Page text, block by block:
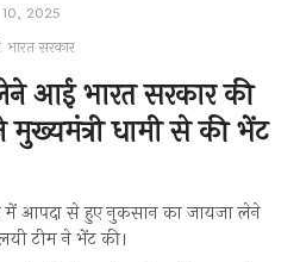
2025
भारत सरकार
आई भारत सरकार की
मुख्यमंत्री धामी से की भेंट
में आपदा से हुए नुकसान का जायजा लेने
टीम ने भेंट की।